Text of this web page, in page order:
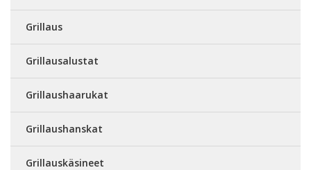
Grillaus
Grillausalustat
Grillaushaarukat
Grillaushanskat
Grillauskäsineet